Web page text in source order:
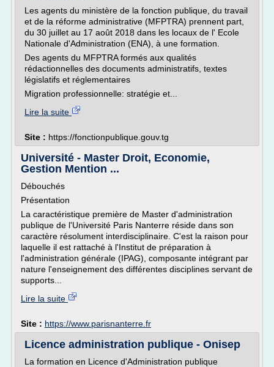
Les agents du ministère de la fonction publique, du travail
et de la réforme administrative (MFPTRA) prennent part,
du 30 juillet au 17 août 2018 dans les locaux de l' Ecole
Nationale d'Administration (ENA), à une formation.
Des agents du MFPTRA formés aux qualités
rédactionnelles des documents administratifs, textes
législatifs et réglementaires
Migration professionnelle: stratégie et...
Lire la suite
Site : https://fonctionpublique.gouv.tg
Université - Master Droit, Economie,
Gestion Mention ...
Débouchés
Présentation
La caractéristique première de Master d'administration
publique de l'Université Paris Nanterre réside dans son
caractère résolument interdisciplinaire. C'est la raison pour
laquelle il est rattaché à l'Institut de préparation à
l'administration générale (IPAG), composante intégrant par
nature l'enseignement des différentes disciplines servant de
supports...
Lire la suite
Site : https://www.parisnanterre.fr
Licence administration publique - Onisep
La formation en Licence d'Administration publique